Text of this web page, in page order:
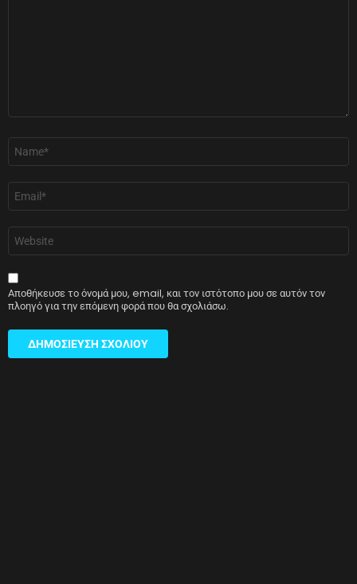
Όνομα
Email
Ιστότοπος
Αποθήκευσε το όνομά μου, email, και τον ιστότοπο μου σε αυτόν τον
πλοηγό για την επόμενη φορά που θα σχολιάσω.